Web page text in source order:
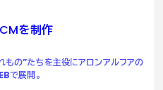
を制作
の”たちを主役にアロンアルフアの
で展開。